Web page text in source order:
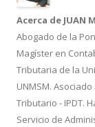
Acerca de JUAN
Abogado de la
Magíster en
Tributaria de la
UNMSM.
Tributario - IPDT.
Servicio de